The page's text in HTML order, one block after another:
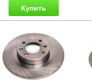
Купить